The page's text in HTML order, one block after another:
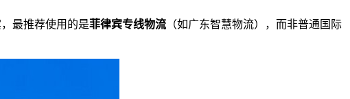
最推荐使用的是菲律宾专线物流 （如广东智慧物流），而非普通国际